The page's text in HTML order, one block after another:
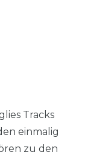
Tracks
einmalig
zu den